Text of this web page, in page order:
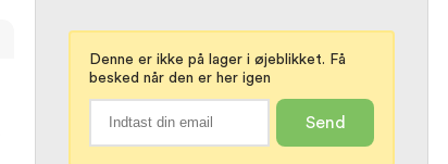
Denne er ikke på lager i øjeblikket. Få
besked når den er her igen
Send